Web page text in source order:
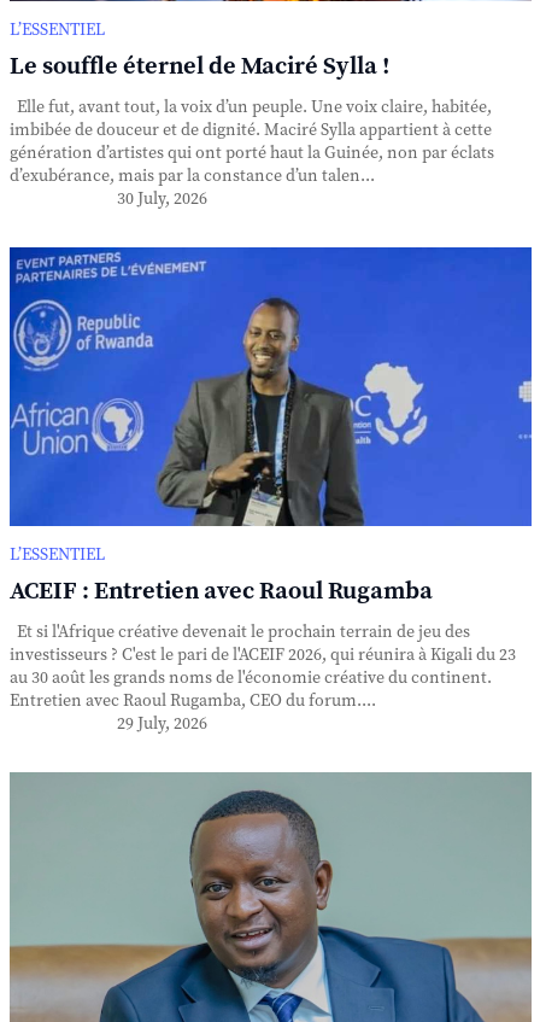
L’ESSENTIEL
Le souffle éternel de Maciré Sylla !
Elle fut, avant tout, la voix d’un peuple. Une voix claire, habitée,
imbibée de douceur et de dignité. Maciré Sylla appartient à cette
génération d’artistes qui ont porté haut la Guinée, non par éclats
d’exubérance, mais par la constance d’un talen...
30 July, 2026
L’ESSENTIEL
ACEIF : Entretien avec Raoul Rugamba
Et si l'Afrique créative devenait le prochain terrain de jeu des
investisseurs ? C'est le pari de l'ACEIF 2026, qui réunira à Kigali du 23
au 30 août les grands noms de l'économie créative du continent.
Entretien avec Raoul Rugamba, CEO du forum....
29 July, 2026